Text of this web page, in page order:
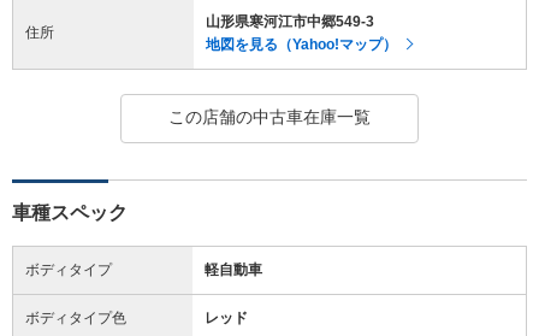
住所
山形県寒河江市中郷549-3
地図を見る（Yahoo!マップ）
この店舗の中古車在庫一覧
車種スペック
ボディタイプ 軽自動車
ボディタイプ色 レッド